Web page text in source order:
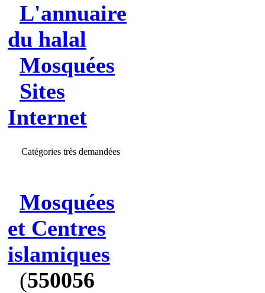
L'annuaire
du halal
Mosquées
Sites
Internet
Catégories très demandées
Mosquées
et Centres
islamiques
(550056